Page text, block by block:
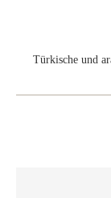
Türkische und